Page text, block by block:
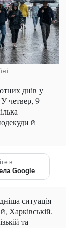
днів у
четвер, 9
й
в
Google
ситуація
Харківській,
та